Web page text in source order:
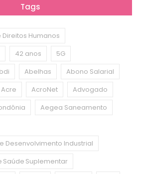
Tags
Direitos Humanos
42 anos
5G
Abelhas
Abono Salarial
Acre AcroNet
Advogado
Aegea Saneamento
Desenvolvimento Industrial
Saúde Suplementar